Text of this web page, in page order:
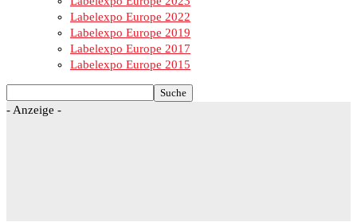
Labelexpo Europe 2022
Labelexpo Europe 2019
Labelexpo Europe 2017
Labelexpo Europe 2015
- Anzeige -